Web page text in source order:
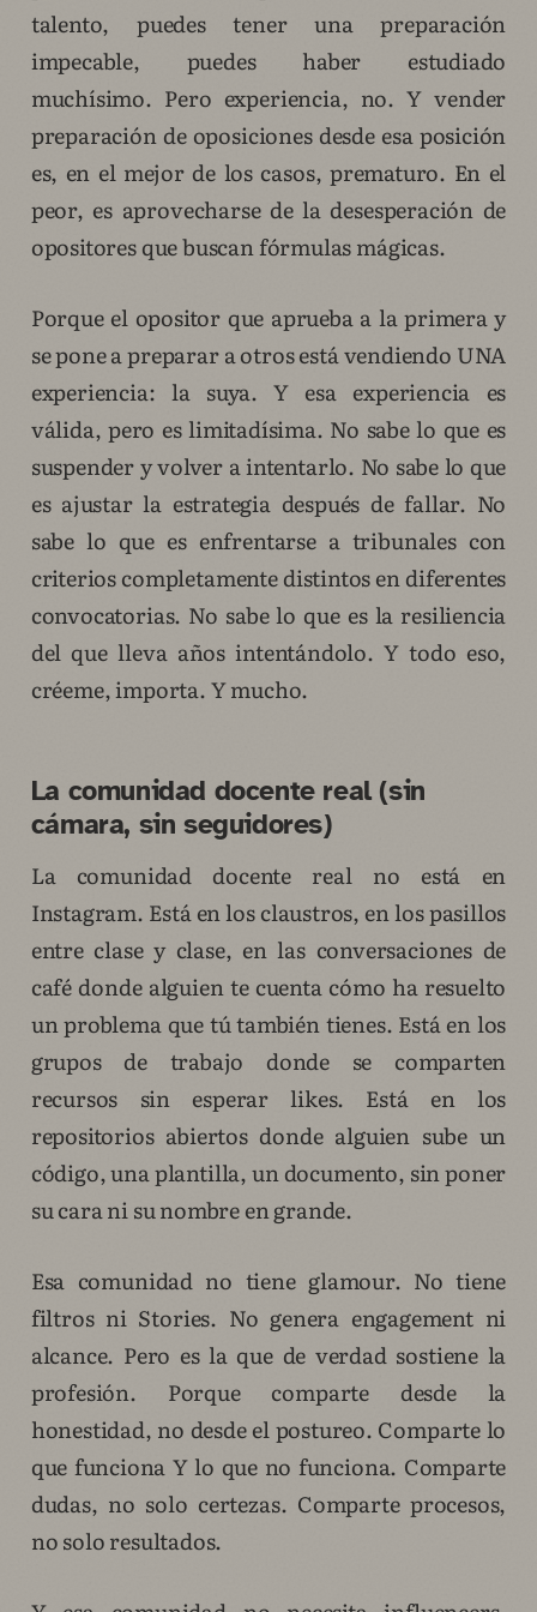
talento, puedes tener una preparación
impecable, puedes haber estudiado
muchísimo. Pero experiencia, no. Y vender
preparación de oposiciones desde esa posición
es, en el mejor de los casos, prematuro. En el
peor, es aprovecharse de la desesperación de
opositores que buscan fórmulas mágicas.
Porque el opositor que aprueba a la primera y
se pone a preparar a otros está vendiendo UNA
experiencia: la suya. Y esa experiencia es
válida, pero es limitadísima. No sabe lo que es
suspender y volver a intentarlo. No sabe lo que
es ajustar la estrategia después de fallar. No
sabe lo que es enfrentarse a tribunales con
criterios completamente distintos en diferentes
convocatorias. No sabe lo que es la resiliencia
del que lleva años intentándolo. Y todo eso,
créeme, importa. Y mucho.
La comunidad docente real (sin
cámara, sin seguidores)
La comunidad docente real no está en
Instagram. Está en los claustros, en los pasillos
entre clase y clase, en las conversaciones de
café donde alguien te cuenta cómo ha resuelto
un problema que tú también tienes. Está en los
grupos de trabajo donde se comparten
recursos sin esperar likes. Está en los
repositorios abiertos donde alguien sube un
código, una plantilla, un documento, sin poner
su cara ni su nombre en grande.
Esa comunidad no tiene glamour. No tiene
filtros ni Stories. No genera engagement ni
alcance. Pero es la que de verdad sostiene la
profesión. Porque comparte desde la
honestidad, no desde el postureo. Comparte lo
que funciona Y lo que no funciona. Comparte
dudas, no solo certezas. Comparte procesos,
no solo resultados.